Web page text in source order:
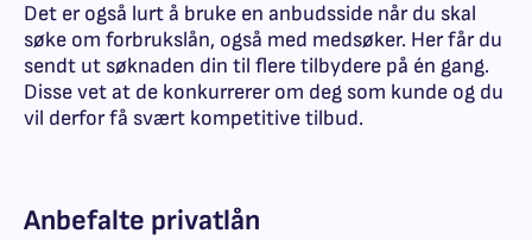
Det er også lurt å bruke en anbudsside når du skal
søke om forbrukslån, også med medsøker. Her får du
sendt ut søknaden din til flere tilbydere på én gang.
Disse vet at de konkurrerer om deg som kunde og du
vil derfor få svært kompetitive tilbud.
Anbefalte privatlån